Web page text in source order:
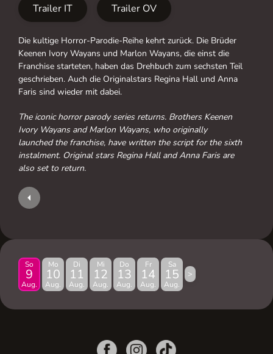
Trailer IT
Trailer OV
Die kultige Horror-Parodie-Reihe kehrt zurück. Die Brüder
Keenen Ivory Wayans und Marlon Wayans, die einst die
Franchise starteten, haben das Drehbuch zum sechsten Teil
geschrieben. Auch die Originalstars Regina Hall und Anna
Faris sind wieder mit dabei.
The iconic horror parody series returns. Brothers Keenen
Ivory Wayans and Marlon Wayans, who originally
launched the franchise, have written the script for the sixth
instalment. Original stars Regina Hall and Anna Faris are
also set to return.
So
9
Aug.
Mo
10
Aug.
Di
11
Aug.
Mi
12
Aug.
Do
13
Aug.
Fr
14
Aug.
Sa
15
Aug.
>